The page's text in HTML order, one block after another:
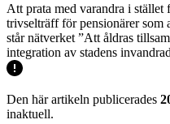
Att prata med varandra i stället
trivselträff för pensionärer som
står nätverket ”Att åldras
integration av stadens
Den här artikeln publicerades
inaktuell.